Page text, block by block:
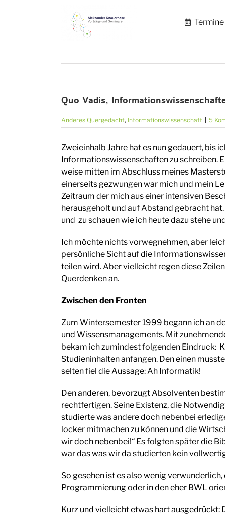
Termine
Quo Vadis,
Anderes Quergedacht, Informationswissenschaft | 5
Zweieinhalb Jahre hat es nun gedauert, bis
Informationswissenschaften zu schreiben.
weise mitten im Abschluss meines
einerseits gezwungen war mich und mein
Zeitraum der mich aus einer intensiven
herausgeholt und auf Abstand gebracht
und zu schauen wie ich heute dazu stehe
Ich möchte nichts vorwegnehmen, aber
persönliche Sicht auf die
teilen wird. Aber vielleicht regen diese
Querdenken an.
Zwischen den Fronten
Zum Wintersemester 1999 begann ich an
und Wissensmanagements. Mit
bekam ich zumindest folgenden Eindruck:
Studieninhalten anfangen. Den einen
selten fiel die Aussage: Ah Informatik!
Den anderen, bevorzugt Absolventen
rechtfertigen. Seine Existenz, die
studierte was andere doch nebenbei
locker mitmachen zu können und die
wir doch nebenbei!“ Es folgten später die
war das was wir da studierten kein
So gesehen ist es also wenig
Programmierung oder in den eher BWL
Kurz und vielleicht etwas hart